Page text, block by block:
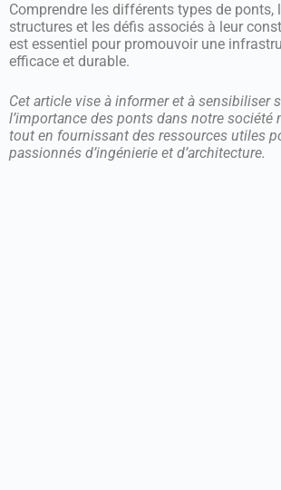
Comprendre les différents types de ponts,
structures et les défis associés à leur
est essentiel pour promouvoir une
efficace et durable.
Cet article vise à informer et à sensibiliser
l’importance des ponts dans notre société
tout en fournissant des ressources utiles
passionnés d’ingénierie et d’architecture.